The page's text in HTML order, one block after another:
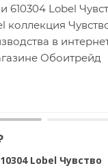
Lobel Чувство